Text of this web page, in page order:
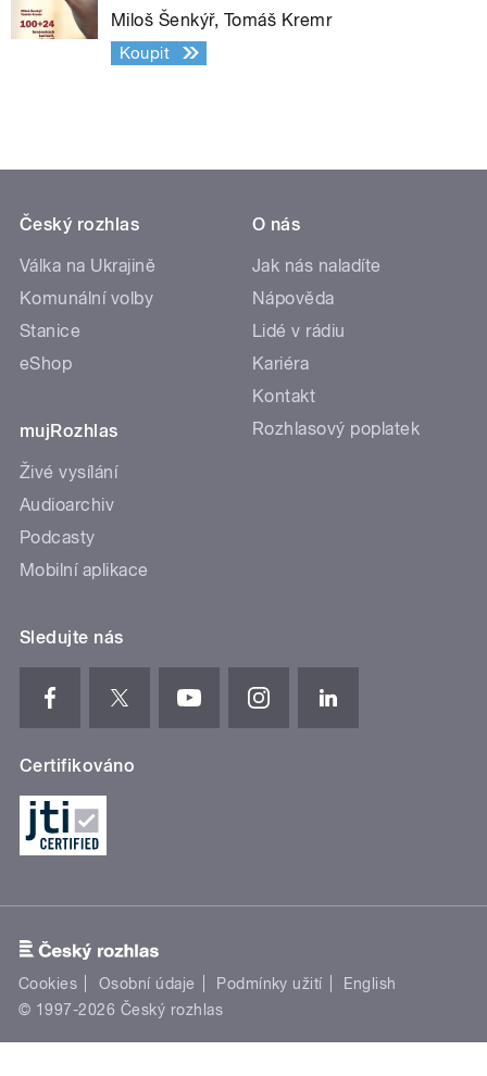
Miloš Šenkýř, Tomáš Kremr
Koupit
Český rozhlas
Válka na Ukrajině
Komunální volby
Stanice
eShop
mujRozhlas
Živé vysílání
Audioarchiv
Podcasty
Mobilní aplikace
O nás
Jak nás naladíte
Nápověda
Lidé v rádiu
Kariéra
Kontakt
Rozhlasový poplatek
Sledujte nás
Certifikováno
Cookies Osobní údaje Podmínky užití
English
© 1997-2026 Český rozhlas